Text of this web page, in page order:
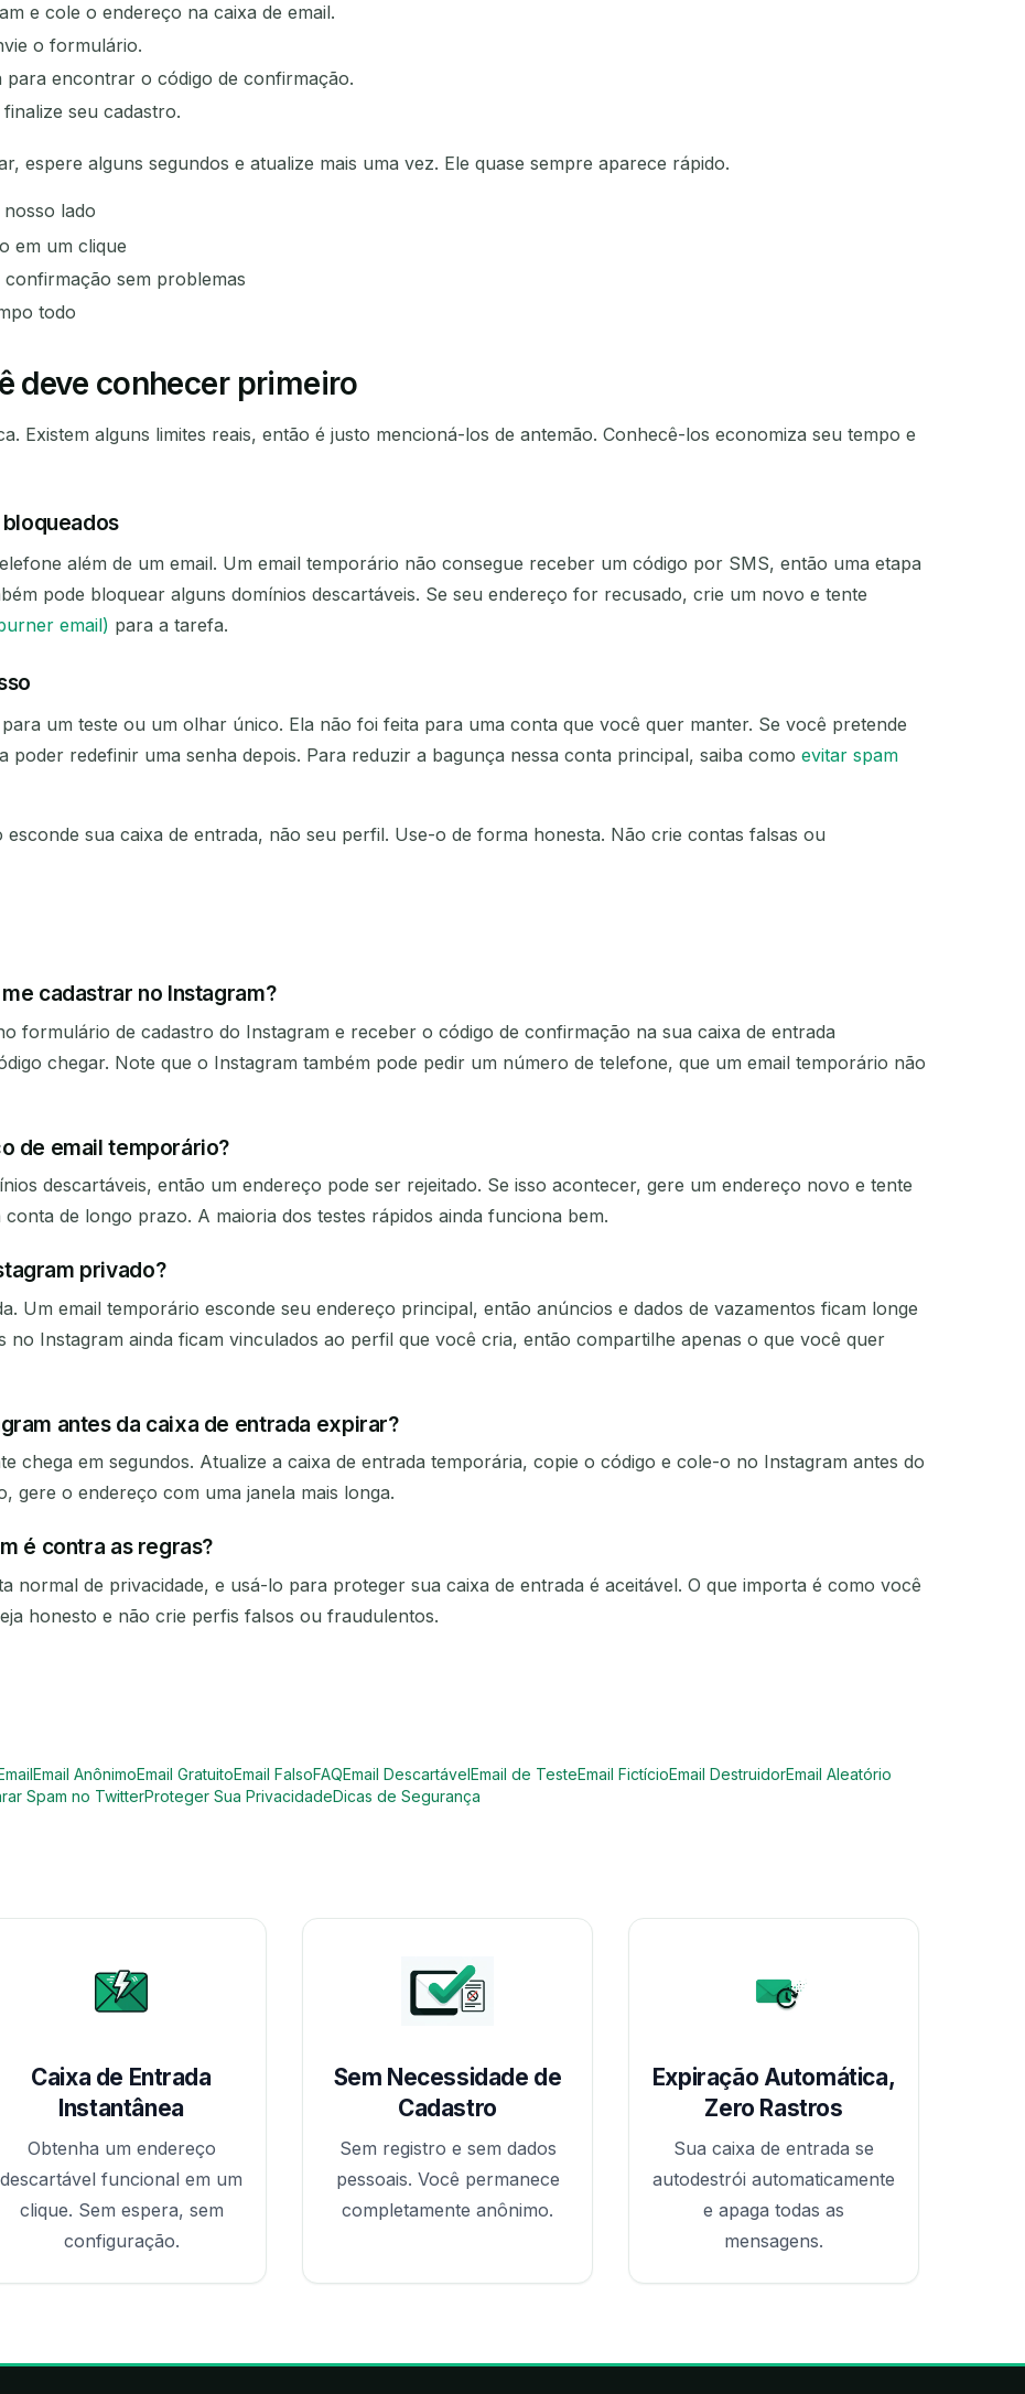
e cole o endereço na caixa de email.
o formulário.
para encontrar o código de confirmação.
seu cadastro.
espere alguns segundos e atualize mais uma vez. Ele quase sempre aparece rápido.
lado
em um clique
confirmação sem problemas
todo
deve conhecer primeiro
Existem alguns limites reais, então é justo mencioná-los de antemão. Conhecê-los economiza seu tempo e
além de um email. Um email temporário não consegue receber um código por SMS, então uma etapa
pode bloquear alguns domínios descartáveis. Se seu endereço for recusado, crie um novo e tente
email) para a tarefa.
um teste ou um olhar único. Ela não foi feita para uma conta que você quer manter. Se você pretende
redefinir uma senha depois. Para reduzir a bagunça nessa conta principal, saiba como evitar spam
sua caixa de entrada, não seu perfil. Use-o de forma honesta. Não crie contas falsas ou
cadastrar no Instagram?
formulário de cadastro do Instagram e receber o código de confirmação na sua caixa de entrada
chegar. Note que o Instagram também pode pedir um número de telefone, que um email temporário não
de email temporário?
descartáveis, então um endereço pode ser rejeitado. Se isso acontecer, gere um endereço novo e tente
de longo prazo. A maioria dos testes rápidos ainda funciona bem.
privado?
Um email temporário esconde seu endereço principal, então anúncios e dados de vazamentos ficam longe
no Instagram ainda ficam vinculados ao perfil que você cria, então compartilhe apenas o que você quer
antes da caixa de entrada expirar?
chega em segundos. Atualize a caixa de entrada temporária, copie o código e cole-o no Instagram antes do
gere o endereço com uma janela mais longa.
é contra as regras?
normal de privacidade, e usá-lo para proteger sua caixa de entrada é aceitável. O que importa é como você
honesto e não crie perfis falsos ou fraudulentos.
Email AnônimoEmail GratuitoEmail FalsoFAQEmail DescartávelEmail de TesteEmail FictícioEmail DestruidorEmail Aleatório
Spam no TwitterProteger Sua PrivacidadeDicas de Segurança
Caixa de Entrada
Instantânea
Obtenha um endereço
descartável funcional em um
clique. Sem espera, sem
configuração.
Sem Necessidade de
Cadastro
Sem registro e sem dados
pessoais. Você permanece
completamente anônimo.
Expiração Automática,
Zero Rastros
Sua caixa de entrada se
autodestrói automaticamente
e apaga todas as
mensagens.